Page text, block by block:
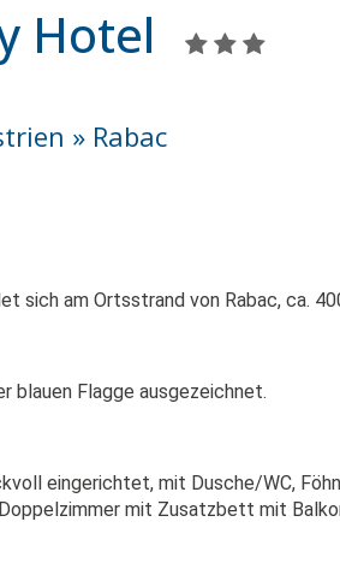
Hotel
» Rabac
sich am Ortsstrand von Rabac, ca.
blauen Flagge ausgezeichnet.
eingerichtet, mit Dusche/WC,
Doppelzimmer mit Zusatzbett mit